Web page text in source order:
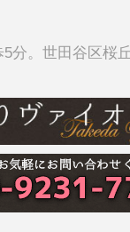
分。世田谷区桜